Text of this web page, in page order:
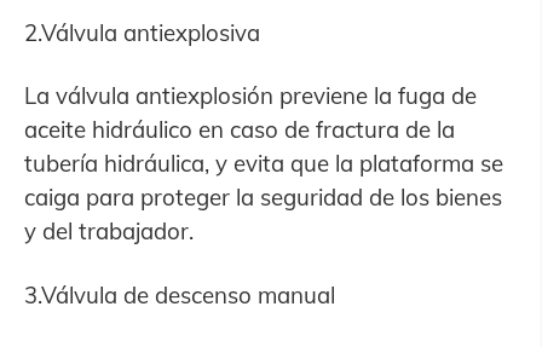
2.Válvula antiexplosiva
La válvula antiexplosión previene la fuga de
aceite hidráulico en caso de fractura de la
tubería hidráulica, y evita que la plataforma se
caiga para proteger la seguridad de los bienes
y del trabajador.
3.Válvula de descenso manual